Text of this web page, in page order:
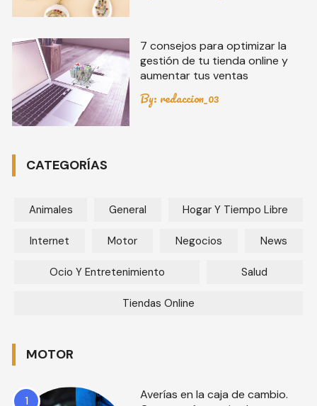
7 consejos para optimizar la
gestión de tu tienda online y
aumentar tus ventas
By: redaccion_03
CATEGORÍAS
Animales General Hogar Y Tiempo Libre
Internet Motor Negocios News
Ocio Y Entretenimiento Salud
Tiendas Online
MOTOR
1
Averías en la caja de cambio.